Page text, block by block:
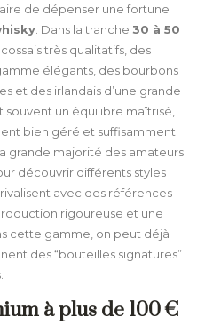
de dépenser une fortune
. Dans la tranche 30 à 50
très qualitatifs, des
élégants, des bourbons
et des irlandais d’une grande
un équilibre maîtrisé,
bien géré et suffisamment
grande majorité des amateurs.
découvrir différents styles
avec des références
rigoureuse et une
cette gamme, on peut déjà
des “bouteilles signatures”
à plus de 100 €